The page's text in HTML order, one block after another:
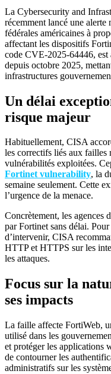
La Cybersecurity and
récemment lancé une alerte
fédérales américaines à
affectant les dispositifs
code CVE-2025-64446, est
depuis octobre 2025,
infrastructures
Un délai
risque majeur
Habituellement, CISA
les correctifs liés aux failles
vulnérabilités exploitées.
Fortinet vulnerability, la
semaine seulement. Cette
l’urgence de la menace.
Concrètement, les agences
par Fortinet sans délai.
d’intervenir, CISA
HTTP et HTTPS sur les
les attaques.
Focus sur la
ses impacts
La faille affecte FortiWeb,
utilisé dans les
et protéger les applications
de contourner les
administratifs sur les